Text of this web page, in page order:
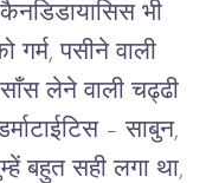
भी
पसीने वाली
लेने वाली चढ्ढी
– साबुन,
बहुत सही लगा था,